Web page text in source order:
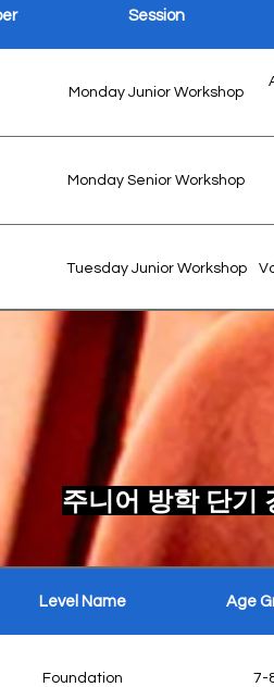
Session
Monday Junior Workshop
Monday Senior Workshop
Tuesday Junior Workshop
Tuesday Senior Workshop
Wednesday Junior
Workshop
Wednesday Senior
Thursday Junior
주니어 방학 단기
Level Name Age
Foundation 7-